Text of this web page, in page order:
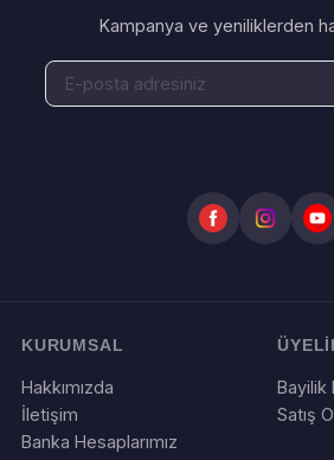
Kampanya ve yeniliklerden
KURUMSAL
Hakkımızda
İletişim
Banka Hesaplarımız
Bayilik
Satış